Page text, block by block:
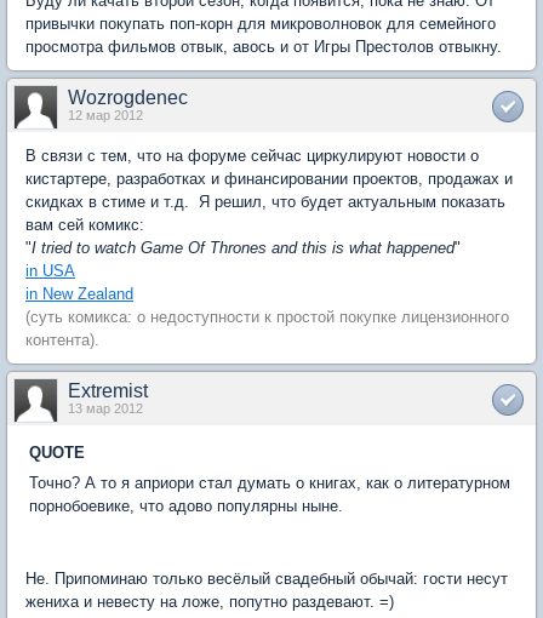
привычки покупать поп-корн для микроволновок для семейного
просмотра фильмов отвык, авось и от Игры Престолов отвыкну.
Wozrogdenec
12 мар 2012
В связи с тем, что на форуме сейчас циркулируют новости о
кистартере, разработках и финансировании проектов, продажах и
скидках в стиме и т.д.  Я решил, что будет актуальным показать
вам сей комикс:
"I tried to watch Game Of Thrones and this is what happened"
in USA
in New Zealand
(суть комикса: о недоступности к простой покупке лицензионного
контента).
Extremist
13 мар 2012
QUOTE
Точно? А то я априори стал думать о книгах, как о литературном
порнобоевике, что адово популярны ныне.
Не. Припоминаю только весёлый свадебный обычай: гости несут
жениха и невесту на ложе, попутно раздевают. =)